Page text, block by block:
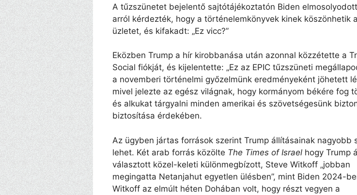
A tűzszünetet bejelentő sajtótájékoztatón Biden
arról kérdezték, hogy a történelemkönyvek kinek köszönhetik
üzletet, és kifakadt: „Ez vicc?”
Eközben Trump a hír kirobbanása után azonnal közzétette a
Social fiókját, és kijelentette: „Ez az EPIC tűzszüneti
a novemberi történelmi győzelmünk eredményeként jöhetett
mivel jelezte az egész világnak, hogy kormányom békére fog
és alkukat tárgyalni minden amerikai és szövetségesünk
biztosítása érdekében.
Az ügyben jártas források szerint Trump állításainak nagyobb
lehet. Két arab forrás közölte The Times of Israel hogy Trump
választott közel-keleti különmegbízott, Steve Witkoff „jobban
megingatta Netanjahut egyetlen ülésben”, mint Biden 2024-
Witkoff az elmúlt héten Dohában volt, hogy részt vegyen a